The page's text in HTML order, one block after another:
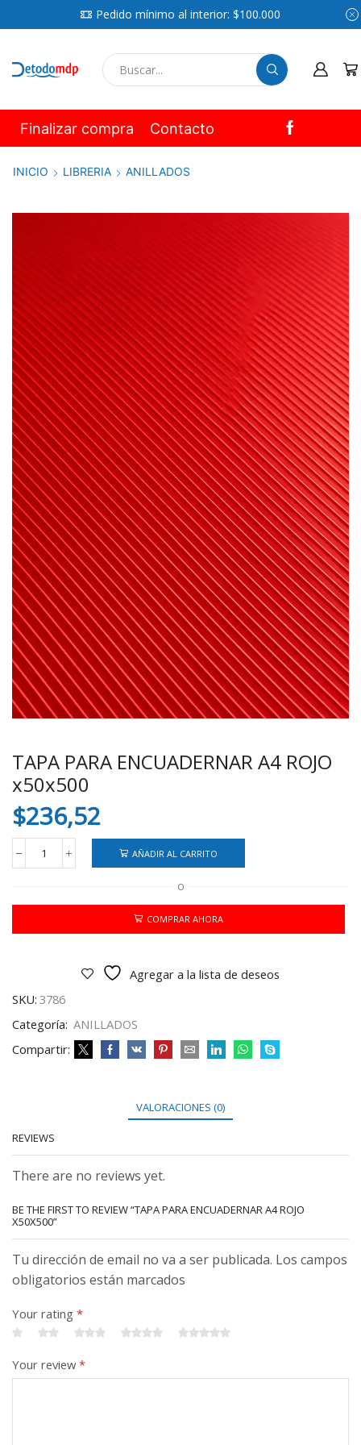
Pedido mínimo al interior: $100.000
Finalizar compra Contacto
INICIO LIBRERIA ANILLADOS
TAPA PARA ENCUADERNAR A4 ROJO
x50x500
$236,52
TAPA
A4
x50x500
AÑADIR AL CARRITO
O
COMPRAR AHORA
Agregar a la lista de deseos
SKU: 3786
Categoría: ANILLADOS
Compartir:
VALORACIONES (0)
REVIEWS
There are no reviews yet.
BE THE FIRST TO REVIEW “TAPA PARA ENCUADERNAR A4 ROJO
X50X500”
Tu dirección de email no va a ser publicada. Los campos
obligatorios están marcados
Your rating *
Your review*